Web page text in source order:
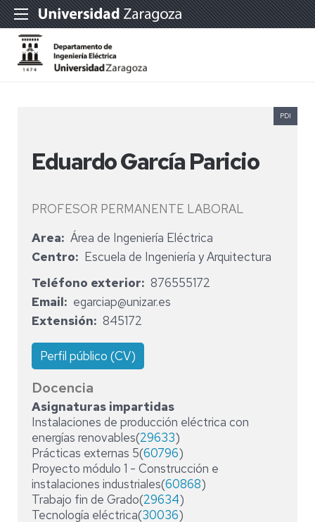
Eduardo García Paricio
PROFESOR PERMANENTE LABORAL
PDI
Area
Área de Ingeniería Eléctrica
Centro
Escuela de Ingeniería y Arquitectura
Teléfono exterior
876555172
Email
egarciap@unizar.es
Extensión
845172
Perfil público (CV)
Docencia
Asignaturas impartidas
Instalaciones de producción eléctrica con
energías renovables(29633)
Prácticas externas 5(60796)
Proyecto módulo 1 - Construcción e
instalaciones industriales(60868)
Trabajo fin de Grado(29634)
Tecnología eléctrica(30036)